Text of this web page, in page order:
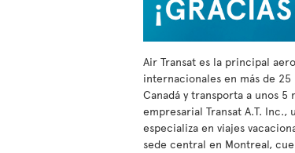
Air Transat es la principal
internacionales en más de
Canadá y transporta a unos
empresarial Transat A.T.
especializa en viajes
sede central en Montreal,